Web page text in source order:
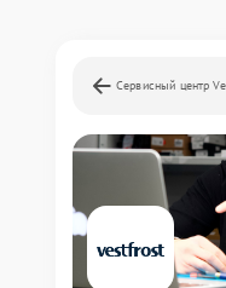
Сервисный центр